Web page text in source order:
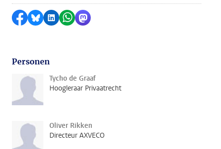
Delen op Facebook
Delen via Bluesky
Delen op LinkedIn
Delen via WhatsApp
Delen via Mastodon
Personen
Tycho de Graaf
Hoogleraar Privaatrecht
Oliver Rikken
Directeur AXVECO